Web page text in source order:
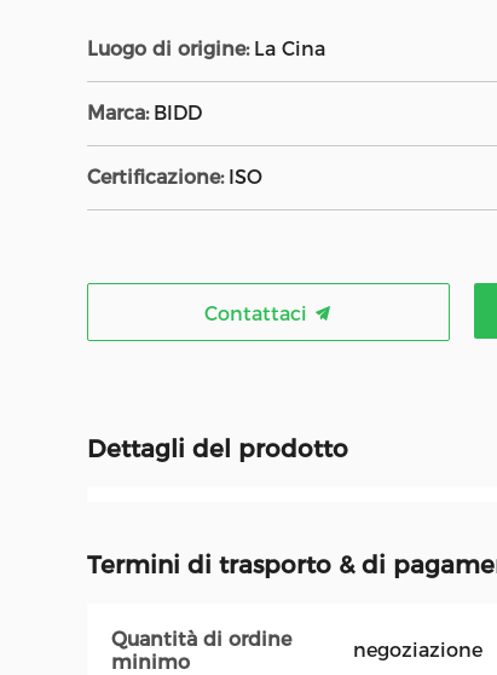
Luogo di origine: La Cina
Marca: BlDD
Certificazione: ISO
Contattaci
Dettagli del prodotto
Termini di trasporto & di
Quantità di ordine
minimo
negoziazione